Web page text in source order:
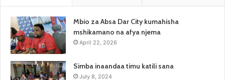
Mbio za Absa Dar City kumahisha
mshikamano na afya njema
April 22, 2026
Simba inaandaa timu katili sana
July 8, 2024